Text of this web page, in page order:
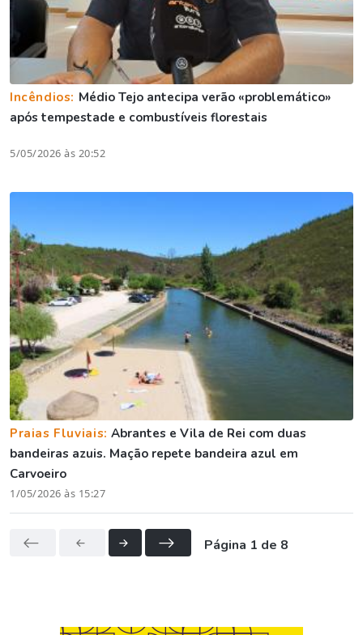
Incêndios: Médio Tejo antecipa verão «problemático»
após tempestade e combustíveis florestais
5/05/2026 às 20:52
Praias Fluviais:Abrantes e Vila de Rei com duas
bandeiras azuis. Mação repete bandeira azul em
Carvoeiro
1/05/2026 às 15:27
Página 1 de 8